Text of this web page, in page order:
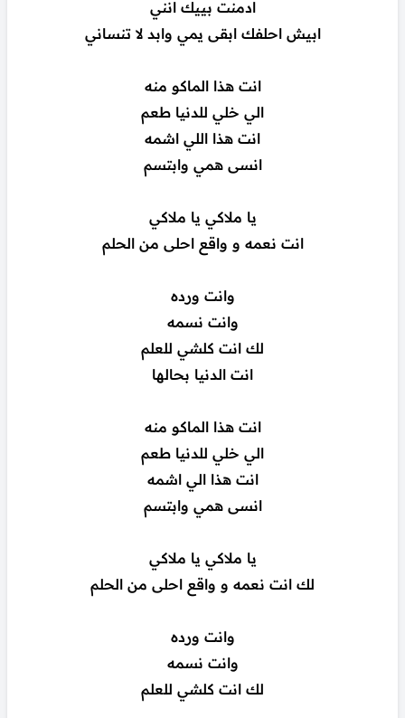
ادمنت بييك انني
ابيش احلفك ابقى يمي وابد لا تنساني
انت هذا الماكو منه
الي خلي للدنيا طعم
انت هذا اللي اشمه
انسى همي وابتسم
يا ملاكي يا ملاكي
انت نعمه و واقع احلى من الحلم
وانت ورده
وانت نسمه
لك انت كلشي للعلم
انت الدنيا بحالها
انت هذا الماكو منه
الي خلي للدنيا طعم
انت هذا الي اشمه
انسى همي وابتسم
يا ملاكي يا ملاكي
لك انت نعمه و واقع احلى من الحلم
وانت ورده
وانت نسمه
لك انت كلشي للعلم